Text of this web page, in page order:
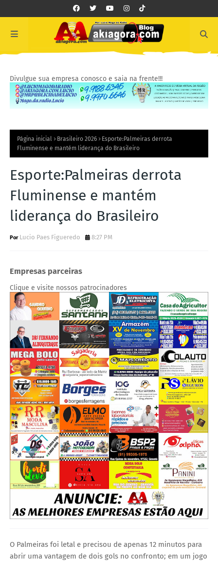
Divulgue sua empresa conosco e saia na frente!!!
Página inicial Brasileiro 2026
Esporte:Palmeiras derrota
Fluminense e mantém liderança do Brasileiro
Esporte:Palmeiras derrota
Fluminense e mantém
liderança do Brasileiro
Lucio Paes Figueredo 8:27 PM
Empresas parceiras
Clique e visite nossos patrocinadores
O Palmeiras foi letal e precisou de apenas 12 minutos para
abrir uma vantagem de dois gols no confronto; em um jogo